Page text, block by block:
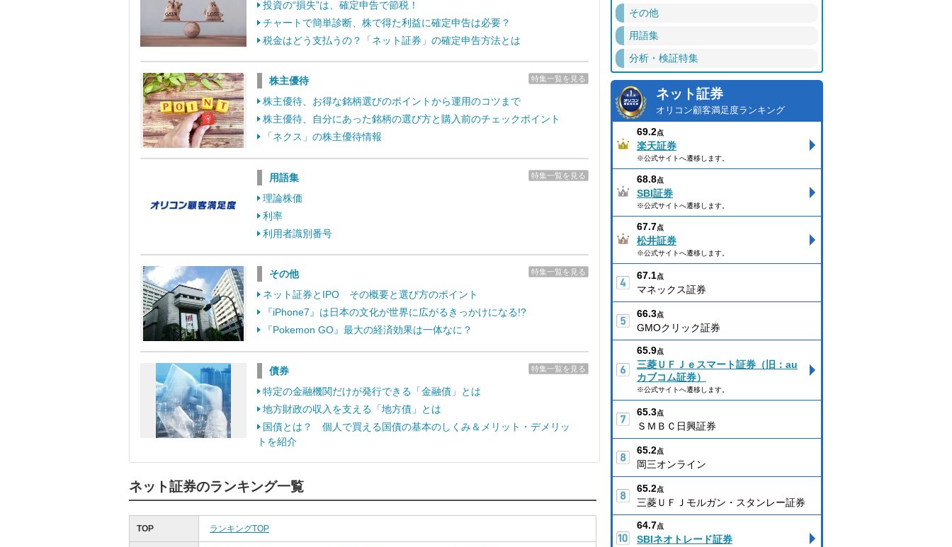
投資の“損失”は、確定申告で節税！
チャートで簡単診断、株で得た利益に確定申告は必要？
税金はどう支払うの？「ネット証券」の確定申告方法とは
特集一覧を見る
株主優待
株主優待、お得な銘柄選びのポイントから運用のコツまで
株主優待、自分にあった銘柄の選び方と購入前のチェックポイント
「ネクス」の株主優待情報
特集一覧を見る
用語集
理論株価
利率
利用者識別番号
特集一覧を見る
その他
ネット証券とIPO その概要と選び方のポイント
『iPhone7』は日本の文化が世界に広がるきっかけになる!?
『Pokemon GO』最大の経済効果は一体なに？
特集一覧を見る
債券
特定の金融機関だけが発行できる「金融債」とは
地方財政の収入を支える「地方債」とは
国債とは？ 個人で買える国債の基本のしくみ＆メリット・デメリッ
トを紹介
ネット証券のランキング一覧
TOP ランキングTOP
その他
用語集
分析・検証特集
ネット証券
オリコン顧客満足度ランキング
69.2点
楽天証券
※公式サイトへ遷移します。
68.8点
SBI証券
※公式サイトへ遷移します。
67.7点
松井証券
※公式サイトへ遷移します。
67.1点
マネックス証券
66.3点
GMOクリック証券
65.9点
三菱ＵＦＪｅスマート証券（旧：au
カブコム証券）
※公式サイトへ遷移します。
65.3点
ＳＭＢＣ日興証券
65.2点
岡三オンライン
65.2点
三菱ＵＦＪモルガン・スタンレー証券
64.7点
SBIネオトレード証券